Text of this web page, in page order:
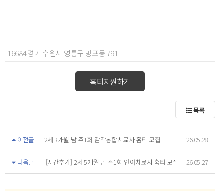
16684 경기 수원시 영통구 망포동 791
홈티지원하기
목록
이전글 2세 8개월 남 주1회 감각통합치료사 홈티 모집 26.05.28
다음글 [시간추가] 2세 5개월 남 주1회 언어치료사 홈티 모집 26.05.27